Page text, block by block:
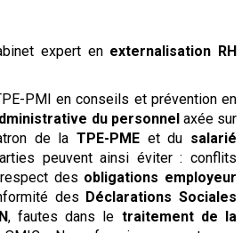
expert en externalisation RH
PMI en conseils et prévention en
du personnelaxée sur
de la TPE-PME et du salarié
peuvent ainsi éviter : conflits
des obligations employeur
des Déclarations Sociales
, fautes dans le traitement de la